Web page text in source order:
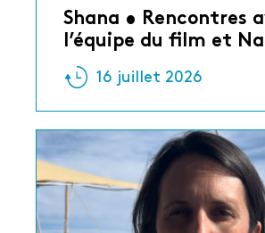
Shana • Rencontres
l’équipe du film et
16 juillet 2026